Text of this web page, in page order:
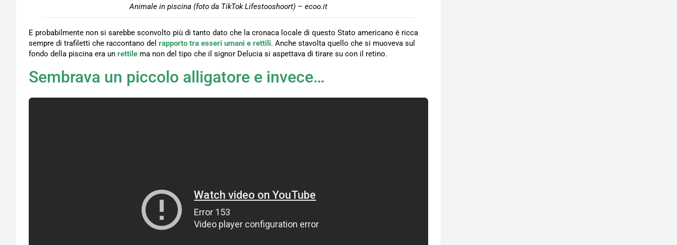
Animale in piscina (foto da TikTok Lifestooshoort) – ecoo.it
E probabilmente non si sarebbe sconvolto più di tanto dato che la cronaca locale di questo Stato americano è ricca
sempre di trafiletti che raccontano del rapporto tra esseri umani e rettili. Anche stavolta quello che si muoveva sul
fondo della piscina era un rettile ma non del tipo che il signor Delucia si aspettava di tirare su con il retino.
Sembrava un piccolo alligatore e invece…